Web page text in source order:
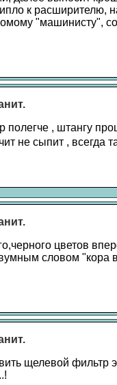
к расширителю,
"машинисту",
полегче , штангу
не сыпит , всегда
цветов
словом "кора
щелевой фильтр